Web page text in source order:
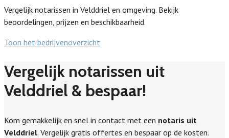
Vergelijk notarissen in Velddriel en omgeving. Bekijk
beoordelingen, prijzen en beschikbaarheid.
Toon het bedrijvenoverzicht
Vergelijk notarissen uit
Velddriel & bespaar!
Kom gemakkelijk en snel in contact met een notaris uit
Velddriel. Vergelijk gratis offertes en bespaar op de kosten.